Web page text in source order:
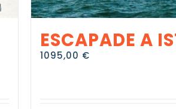
ESCAPADE A
1095,00 €